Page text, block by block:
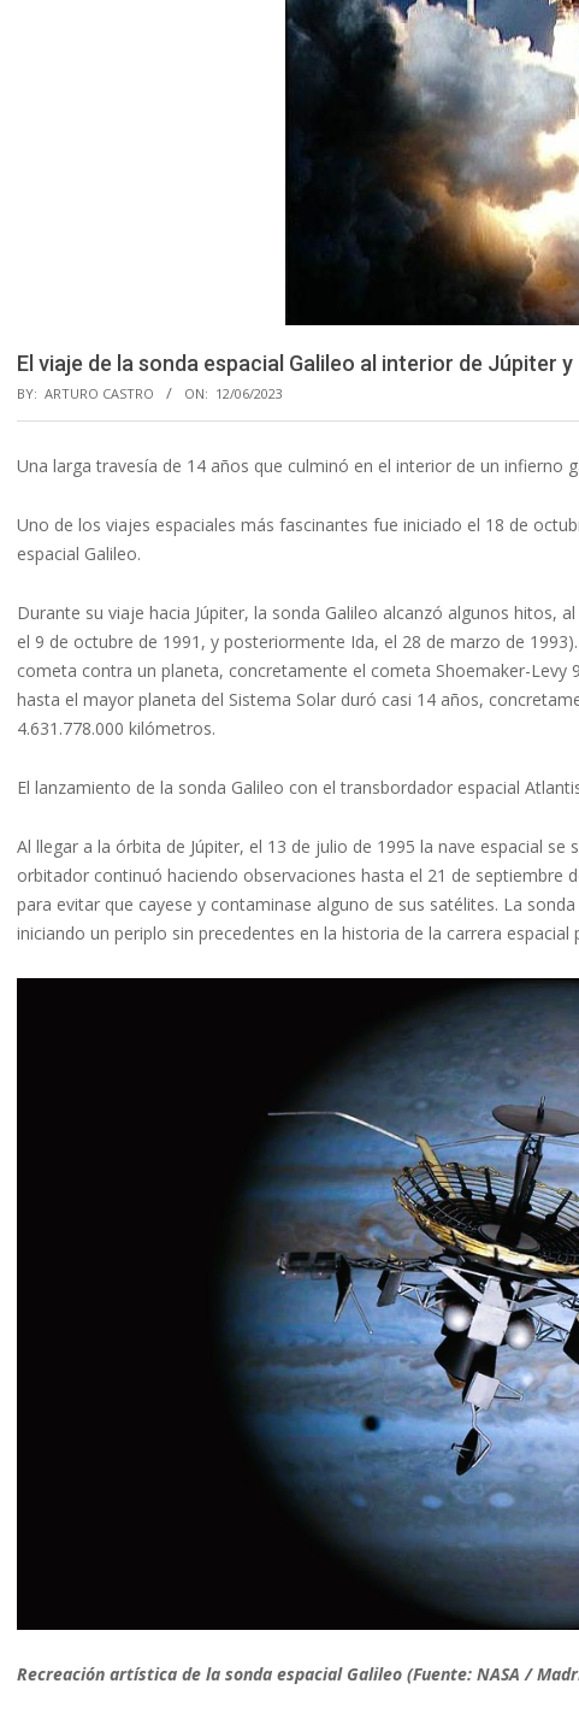
El viaje de la sonda espacial Galileo al interior de Júpiter
BY: ARTURO CASTRO ON: 12/06/2023
Una larga travesía de 14 años que culminó en el interior de un infierno
Uno de los viajes espaciales más fascinantes fue iniciado el 18 de
espacial Galileo.
Durante su viaje hacia Júpiter, la sonda Galileo alcanzó algunos hitos,
el 9 de octubre de 1991, y posteriormente Ida, el 28 de marzo de
cometa contra un planeta, concretamente el cometa Shoemaker-Levy
hasta el mayor planeta del Sistema Solar duró casi 14 años,
4.631.778.000 kilómetros.
El lanzamiento de la sonda Galileo con el transbordador espacial
Al llegar a la órbita de Júpiter, el 13 de julio de 1995 la nave espacial
orbitador continuó haciendo observaciones hasta el 21 de septiembre
para evitar que cayese y contaminase alguno de sus satélites. La
iniciando un periplo sin precedentes en la historia de la carrera
Recreación artística de la sonda espacial Galileo (Fuente: NASA /